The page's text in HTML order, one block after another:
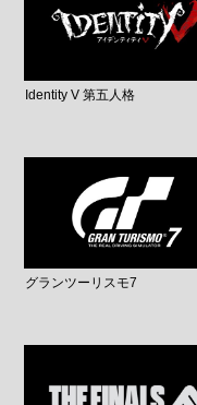
Identity V 第五人格
グランツーリスモ7